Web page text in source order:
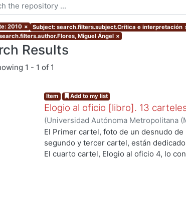
2010 × Subject: search.filters.subject.Crítica e interpretación
Miguel Ángel ×
Results
1 - 1 of 1
Item Add to my list
Elogio al oficio [libro]. 13
(Universidad Autónoma Metropolitana
Ciencias Sociales y Humanidades.,
López Aguilar, Enrique;Rémura,
Hiroko Ito Sugiyama, Gloria Josephine;
El Primer cartel, foto de un desnudo
segundo y tercer cartel, están
El cuarto cartel, Elogio al oficio 4, lo